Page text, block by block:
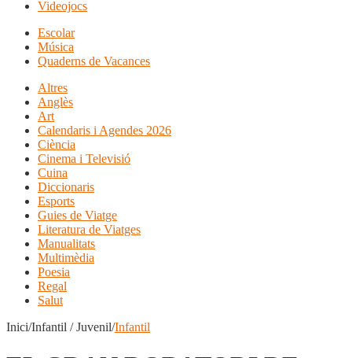
Videojocs
Escolar
Música
Quaderns de Vacances
Altres
Anglès
Art
Calendaris i Agendes 2026
Ciència
Cinema i Televisió
Cuina
Diccionaris
Esports
Guies de Viatge
Literatura de Viatges
Manualitats
Multimèdia
Poesia
Regal
Salut
Inici/Infantil / Juvenil/Infantil